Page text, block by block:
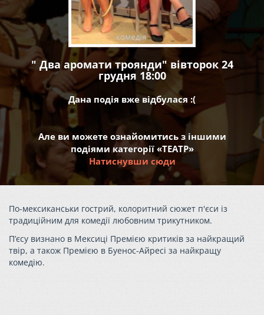
" Два аромати троянди" вівторок 24
грудня 18:00
Дана подія вже відбулася :(
Але ви можете ознайомитись з іншими
подіями категорії «ТЕАТР»
Натиснувши сюди
По-мексиканськи гострий, колоритний сюжет п'єси із
традиційним для комедії любовним трикутником.
П’єсу визнано в Мексиці Премією критиків за найкращий
твір, а також Премією в Буенос-Айресі за найкращу
комедію.